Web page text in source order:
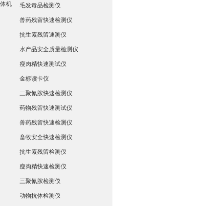
体机 毛发毒品检测仪
兽药残留快速检测仪
抗生素残留速测仪
水产品安全质量检测仪
瘦肉精快速测试仪
金标读卡仪
三聚氰胺快速检测仪
药物残留快速测试仪
兽药残留快速检测仪
畜牧安全快速检测仪
抗生素残留检测仪
瘦肉精快速检测仪
三聚氰胺检测仪
动物抗体检测仪